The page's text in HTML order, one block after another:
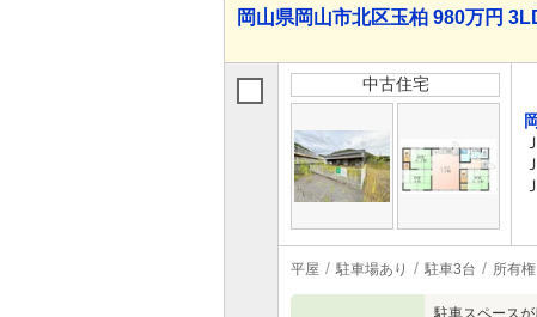
岡山県岡山市北区玉柏 980万円
中古住宅
平屋 駐車場あり 駐車3台 所有権
駐車スペース